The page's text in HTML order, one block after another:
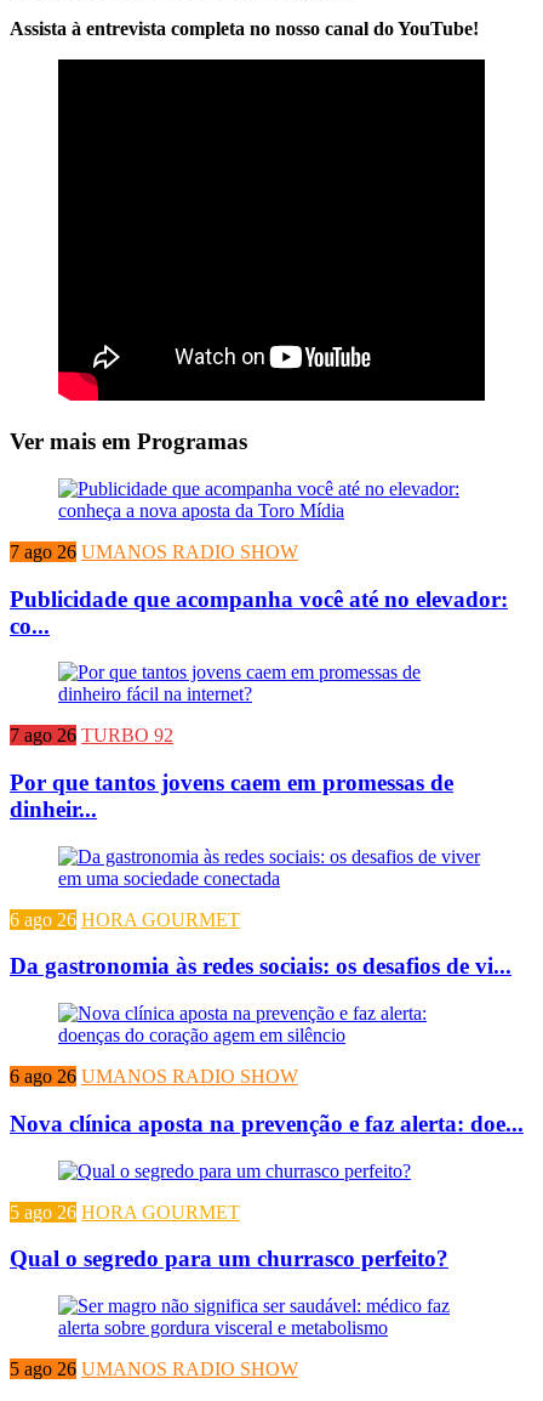
Assista à entrevista completa no nosso canal do YouTube!
Ver mais em Programas
7 ago 26 UMANOS RADIO SHOW
Publicidade que acompanha você até no elevador:
co...
7 ago 26 TURBO 92
Por que tantos jovens caem em promessas de
dinheir...
6 ago 26 HORA GOURMET
Da gastronomia às redes sociais: os desafios de vi...
6 ago 26 UMANOS RADIO SHOW
Nova clínica aposta na prevenção e faz alerta: doe...
5 ago 26 HORA GOURMET
Qual o segredo para um churrasco perfeito?
5 ago 26 UMANOS RADIO SHOW